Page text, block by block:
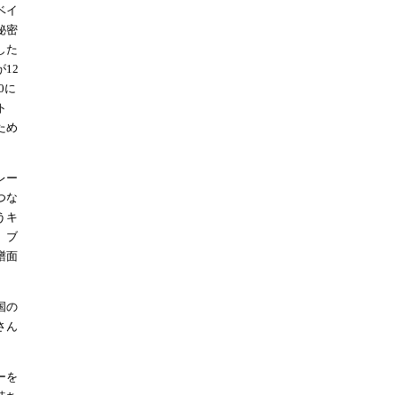
イ
密
た
12
に
め
ー
な
キ
ブ
面
の
ん
を